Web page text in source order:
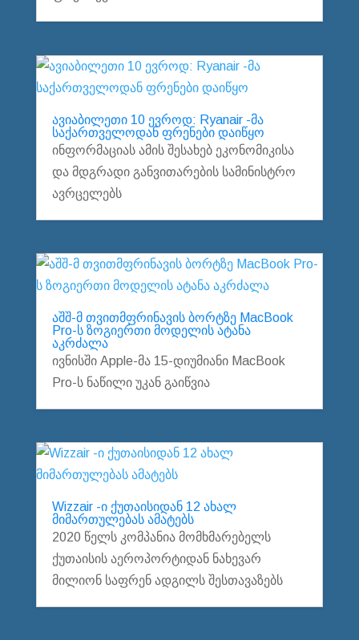
ავიაბილეთი 10 ევროდ: Ryanair -მა
საქართველოდან ფრენები დაიწყო
ინფორმაციას ამის შესახებ ეკონომიკისა
და მდგრადი განვითარების სამინისტრო
ავრცელებს
აშშ-მ თვითმფრინავის ბორტზე MacBook
Pro-ს ზოგიერთი მოდელის ატანა
აკრძალა
ივნისში Apple-მა 15-დიუმიანი MacBook
Pro-ს ნაწილი უკან გაიწვია
Wizzair -ი ქუთაისიდან 12 ახალ
მიმართულებას ამატებს
2020 წელს კომპანია მომხმარებელს
ქუთაისის აეროპორტიდან ნახევარ
მილიონ საფრენ ადგილს შესთავაზებს